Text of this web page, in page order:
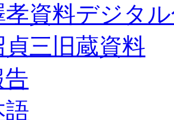
孝資料デジタ
貞三旧蔵資料
語